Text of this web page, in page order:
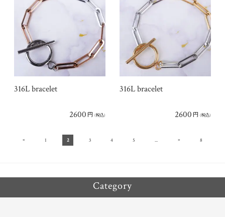
316L bracelet
2600 円 (税込)
316L bracelet
2600 円 (税込)
« 1 2 3 4 5 ... » 8
Category